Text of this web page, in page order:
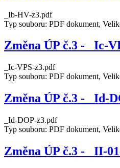
_Ib-HV-z3.pdf
Typ souboru: PDF dokument,
Změna ÚP č.3 - _Ic-
_Ic-VPS-z3.pdf
Typ souboru: PDF dokument,
Změna ÚP č.3 - _Id-
_Id-DOP-z3.pdf
Typ souboru: PDF dokument,
Změna ÚP č.3 - _II-